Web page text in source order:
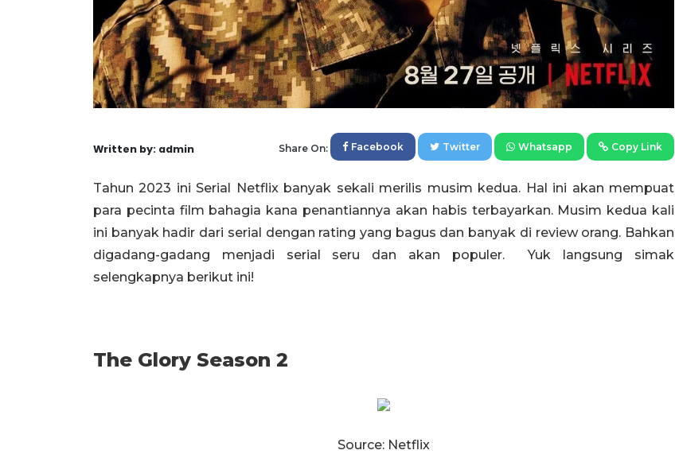
Written by: admin Share On: Facebook Twitter Whatsapp Copy Link
Tahun 2023 ini Serial Netflix banyak sekali merilis musim kedua. Hal ini akan mempuat
para pecinta film bahagia kana penantiannya akan habis terbayarkan. Musim kedua kali
ini banyak hadir dari serial dengan rating yang bagus dan banyak di review orang. Bahkan
digadang-gadang menjadi serial seru dan akan populer. Yuk langsung simak
selengkapnya berikut ini!
The Glory Season 2
Source: Netflix